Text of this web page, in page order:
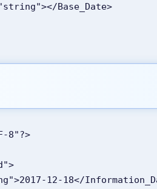
Base_Date>
8"?>
12-18</